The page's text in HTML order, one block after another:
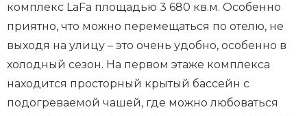
комплекс LaFa площадью 3 680 кв.м. Особенно
приятно, что можно перемещаться по отелю, не
выходя на улицу – это очень удобно, особенно в
холодный сезон. На первом этаже комплекса
находится просторный крытый бассейн с
подогреваемой чашей, где можно любоваться